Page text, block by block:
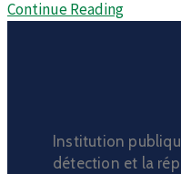
Continue Reading
Institution
détection et la